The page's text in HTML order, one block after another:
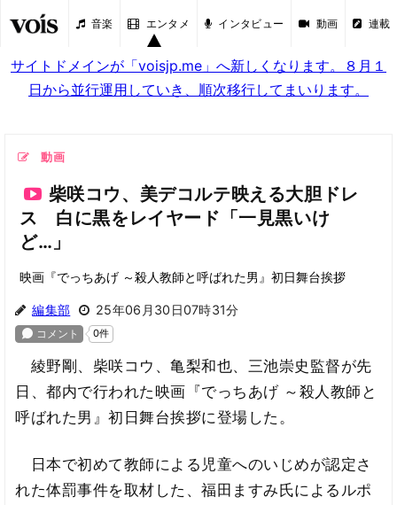
音楽 エンタメ インタビュー 動画 連載
サイトドメインが「voisjp.me」へ新しくなります。８月１
日から並行運用していき、順次移行してまいります。
動画
柴咲コウ、美デコルテ映える大胆ドレ
ス 白に黒をレイヤード「一見黒いけ
ど…」
映画『でっちあげ ～殺人教師と呼ばれた男』初日舞台挨拶
編集部 25年06月30日07時31分
綾野剛、柴咲コウ、亀梨和也、三池崇史監督が先
日、都内で行われた映画『でっちあげ ～殺人教師と
呼ばれた男』初日舞台挨拶に登場した。
日本で初めて教師による児童へのいじめが認定さ
れた体罰事件を取材した、福田ますみ氏によるルポ